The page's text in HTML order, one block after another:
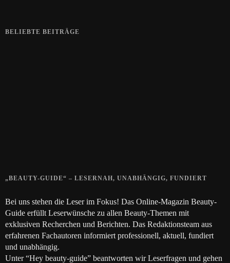
BELIEBTE BEITRÄGE
„BEAUTY-GUIDE“ – LESERNAH, UNABHÄNGIG, FUNDIERT
Bei uns stehen die Leser im Fokus! Das Online-Magazin Beauty-
Guide erfüllt Leserwünsche zu allen Beauty-Themen mit
exklusiven Recherchen und Berichten. Das Redaktionsteam aus
erfahrenen Fachautoren informiert professionell, aktuell, fundiert
und unabhängig.
Unter “Hey beauty-guide” beantworten wir Leserfragen und gehen